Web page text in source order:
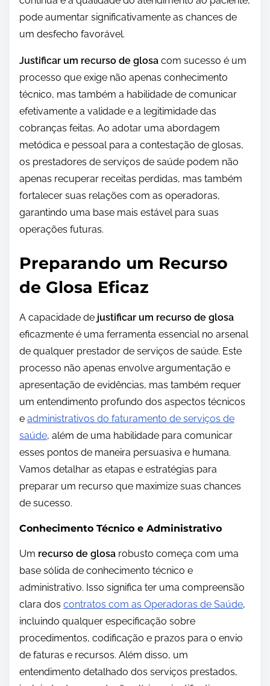
pode aumentar significativamente as chances de
um desfecho favorável.
Justificar um recurso de glosa com sucesso é um
processo que exige não apenas conhecimento
técnico, mas também a habilidade de comunicar
efetivamente a validade e a legitimidade das
cobranças feitas. Ao adotar uma abordagem
metódica e pessoal para a contestação de glosas,
os prestadores de serviços de saúde podem não
apenas recuperar receitas perdidas, mas também
fortalecer suas relações com as operadoras,
garantindo uma base mais estável para suas
operações futuras.
Preparando um Recurso
de Glosa Eficaz
A capacidade de justificar um recurso de glosa
eficazmente é uma ferramenta essencial no arsenal
de qualquer prestador de serviços de saúde. Este
processo não apenas envolve argumentação e
apresentação de evidências, mas também requer
um entendimento profundo dos aspectos técnicos
e administrativos do faturamento de serviços de
saúde, além de uma habilidade para comunicar
esses pontos de maneira persuasiva e humana.
Vamos detalhar as etapas e estratégias para
preparar um recurso que maximize suas chances
de sucesso.
Conhecimento Técnico e Administrativo
Um recurso de glosa robusto começa com uma
base sólida de conhecimento técnico e
administrativo. Isso significa ter uma compreensão
clara dos contratos com as Operadoras de Saúde,
incluindo qualquer especificação sobre
procedimentos, codificação e prazos para o envio
de faturas e recursos. Além disso, um
entendimento detalhado dos serviços prestados,